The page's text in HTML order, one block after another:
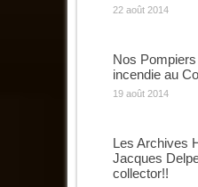
22 août 2014
Nos
incendie au
19 août 2014
Les Archives
Jacques
collector!!